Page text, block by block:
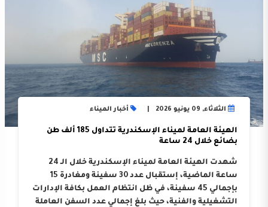
الثلاثاء, 09 يونيو 2026 أخبار الميناء
الهيئة العامة لميناء الإسكندرية تتداول 185 ألف طن
بضائع خلال 24 ساعة
شهدت الهيئة العامة لميناء الإسكندرية خلال الـ 24
ساعة الماضية، إستقبال عدد 30 سفينة ومغادرة 15
بإجمالي 45 سفينة، في ظل انتظام العمل بكافة الإدارات
التشغيلية والفنية، حيث بلغ إجمالي عدد السفن العاملة